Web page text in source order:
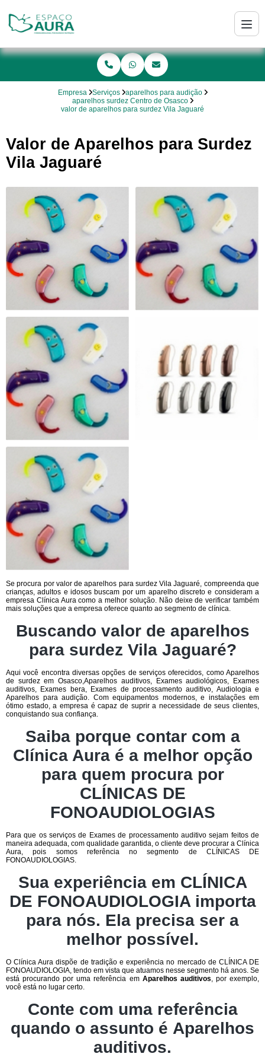
Empresa Serviços
aparelhos para audição
aparelhos surdez Centro de Osasco
valor de aparelhos para surdez Vila Jaguaré
Valor de Aparelhos para Surdez
Vila Jaguaré
Se procura por valor de aparelhos para surdez Vila Jaguaré, compreenda que
crianças, adultos e idosos buscam por um aparelho discreto e consideram a
empresa Clínica Aura como a melhor solução. Não deixe de verificar também
mais soluções que a empresa oferece quanto ao segmento de clínica.
Buscando valor de aparelhos
para surdez Vila Jaguaré?
Aqui você encontra diversas opções de serviços oferecidos, como Aparelhos
de surdez em Osasco,Aparelhos auditivos, Exames audiológicos, Exames
auditivos, Exames bera, Exames de processamento auditivo, Audiologia e
Aparelhos para audição. Com equipamentos modernos, e instalações em
ótimo estado, a empresa é capaz de suprir a necessidade de seus clientes,
conquistando sua confiança.
Saiba porque contar com a
Clínica Aura é a melhor opção
para quem procura por
CLÍNICAS DE
FONOAUDIOLOGIAS
Para que os serviços de Exames de processamento auditivo sejam feitos de
maneira adequada, com qualidade garantida, o cliente deve procurar a Clínica
Aura, pois somos referência no segmento de CLÍNICAS DE
FONOAUDIOLOGIAS.
Sua experiência em CLÍNICA
DE FONOAUDIOLOGIA importa
para nós. Ela precisa ser a
melhor possível.
O Clínica Aura dispõe de tradição e experiência no mercado de CLÍNICA DE
FONOAUDIOLOGIA, tendo em vista que atuamos nesse segmento há anos. Se
está procurando por uma referência em Aparelhos auditivos, por exemplo,
você está no lugar certo.
Conte com uma referência
quando o assunto é Aparelhos
auditivos.